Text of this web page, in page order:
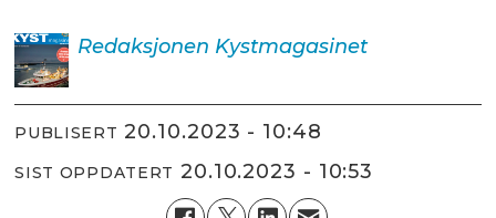
Redaksjonen Kystmagasinet
PUBLISERT 20.10.2023 - 10:48
SIST OPPDATERT 20.10.2023 - 10:53